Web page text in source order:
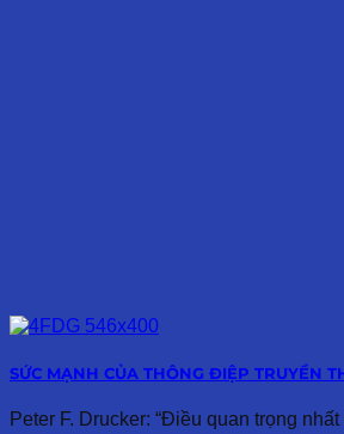
SỨC MẠNH CỦA THÔNG ĐIỆP TRUYỀN
Peter F. Drucker: “Điều quan trọng